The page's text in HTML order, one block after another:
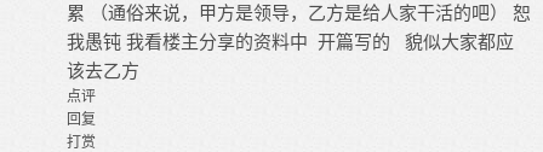
累 （通俗来说，甲方是领导，乙方是给人家干活的吧） 恕
我愚钝 我看楼主分享的资料中 开篇写的 貌似大家都应
该去乙方
点评
回复
打赏